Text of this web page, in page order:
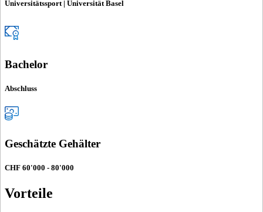
Universitätssport | Universität Basel
Bachelor
Abschluss
Geschätzte Gehälter
CHF 60'000 - 80'000
Vorteile